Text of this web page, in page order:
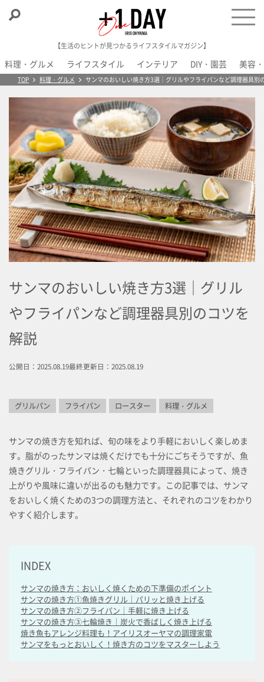
【生活のヒントが見つかるライフスタイルマガジン】
料理・グルメ ライフスタイル インテリア DIY・園芸 美容
TOP＋1 Day料理・グルメ サンマのおいしい焼き方3選｜グリルやフライパンなど調理器具別
サンマのおいしい焼き方3選｜グリル
やフライパンなど調理器具別のコツを
解説
公開日：2025.08.19最終更新日：2025.08.19
グリルパン フライパン ロースター 料理・グルメ
サンマの焼き方を知れば、旬の味をより手軽においしく楽しめま
す。脂がのったサンマは焼くだけでも十分にごちそうですが、魚
焼きグリル・フライパン・七輪といった調理器具によって、焼き
上がりや風味に違いが出るのも魅力です。この記事では、サンマ
をおいしく焼くための3つの調理方法と、それぞれのコツをわかり
やすく紹介します。
INDEX
サンマの焼き方：おいしく焼くための下準備のポイント
サンマの焼き方①魚焼きグリル｜パリッと焼き上げる
サンマの焼き方②フライパン｜手軽に焼き上げる
サンマの焼き方③七輪焼き｜炭火で香ばしく焼き上げる
焼き魚もアレンジ料理も！アイリスオーヤマの調理家電
サンマをもっとおいしく！焼き方のコツをマスターしよう